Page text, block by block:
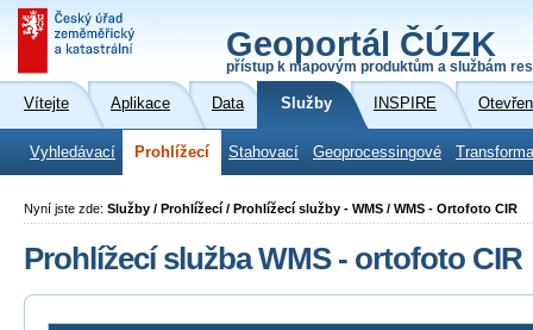
Geoportál ČÚZK
přístup k mapovým produktům a službám
Vítejte Aplikace Data Služby INSPIRE
Vyhledávací Prohlížecí Stahovací Geoprocessingové
Nyní jste zde: Služby / Prohlížecí / Prohlížecí služby - WMS / WMS - Ortofoto CIR
Prohlížecí služba WMS - ortofoto CIR